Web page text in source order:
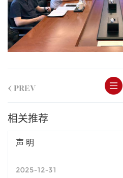
< PREV
相关推荐
声 明
2025-12-31